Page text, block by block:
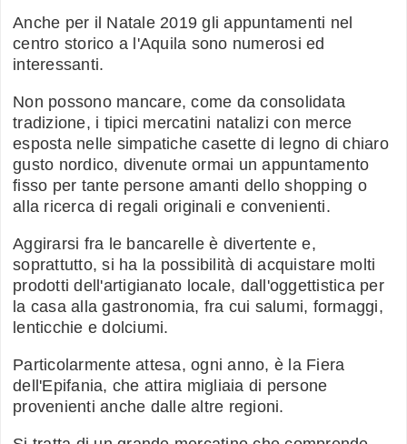
Anche per il Natale 2019 gli appuntamenti nel
centro storico a l'Aquila sono numerosi ed
interessanti.
Non possono mancare, come da consolidata
tradizione, i tipici mercatini natalizi con merce
esposta nelle simpatiche casette di legno di chiaro
gusto nordico, divenute ormai un appuntamento
fisso per tante persone amanti dello shopping o
alla ricerca di regali originali e convenienti.
Aggirarsi fra le bancarelle è divertente e,
soprattutto, si ha la possibilità di acquistare molti
prodotti dell'artigianato locale, dall'oggettistica per
la casa alla gastronomia, fra cui salumi, formaggi,
lenticchie e dolciumi.
Particolarmente attesa, ogni anno, è la Fiera
dell'Epifania, che attira migliaia di persone
provenienti anche dalle altre regioni.